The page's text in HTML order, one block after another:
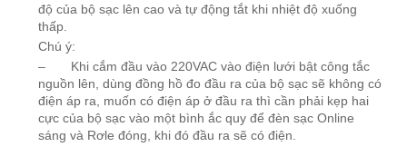
độ của bộ sạc lên cao và tự động tắt khi nhiệt độ xuống
thấp.
Chú ý:
– Khi cắm đầu vào 220VAC vào điện lưới bật công tắc
nguồn lên, dùng đồng hồ đo đầu ra của bộ sạc sẽ không có
điện áp ra, muốn có điện áp ở đầu ra thì cần phải kẹp hai
cực của bộ sạc vào một bình ắc quy để đèn sạc Online
sáng và Rơle đóng, khi đó đầu ra sẽ có điện.